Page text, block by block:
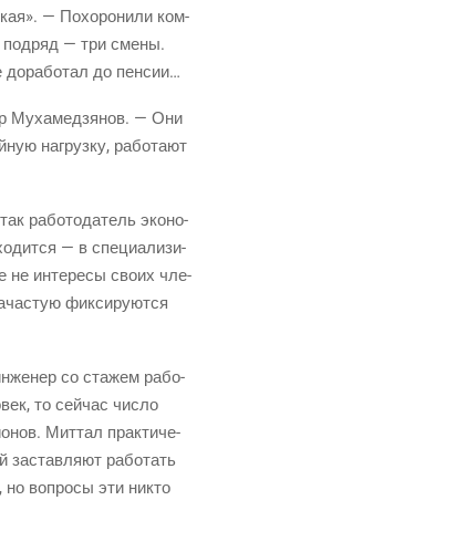
— Похо­ро­ни­ли ком­
под­ряд — три сме­ны.
до пенсии…
Муха­мед­зя­нов. — Они
нагруз­ку, рабо­та­ют
рабо­то­да­тель эко­но­
— в спе­ци­а­ли­зи­
не инте­ре­сы сво­их чле­
фик­си­ру­ют­ся
со ста­жем рабо­
то сей­час чис­ло
Мит­тал прак­ти­че­
рабо­тать
вопро­сы эти никто